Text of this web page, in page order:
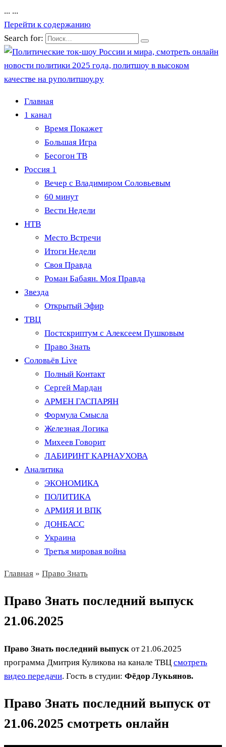
... ...
Перейти к содержанию
Search for:
Главная
1 канал
Время Покажет
Большая Игра
Бесогон ТВ
Россия 1
Вечер с Владимиром Соловьевым
60 минут
Вести Недели
НТВ
Место Встречи
Итоги Недели
Своя Правда
Роман Бабаян. Моя Правда
Звезда
Открытый Эфир
ТВЦ
Постскриптум с Алексеем Пушковым
Право Знать
Соловьёв Live
Полный Контакт
Сергей Мардан
АРМЕН ГАСПАРЯН
Формула Смысла
Железная Логика
Михеев Говорит
ЛАБИРИНТ КАРНАУХОВА
Аналитика
ЭКОНОМИКА
ПОЛИТИКА
АРМИЯ И ВПК
ДОНБАСС
Украина
Третья мировая война
Главная » Право Знать
Право Знать последний выпуск
21.06.2025
Право Знать последний выпуск от 21.06.2025
программа Дмитрия Куликова на канале ТВЦ смотреть
видео передачи. Гость в студии: Фёдор Лукьянов.
Право Знать последний выпуск от
21.06.2025 смотреть онлайн